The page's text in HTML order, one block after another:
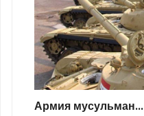
Армия мусульман...